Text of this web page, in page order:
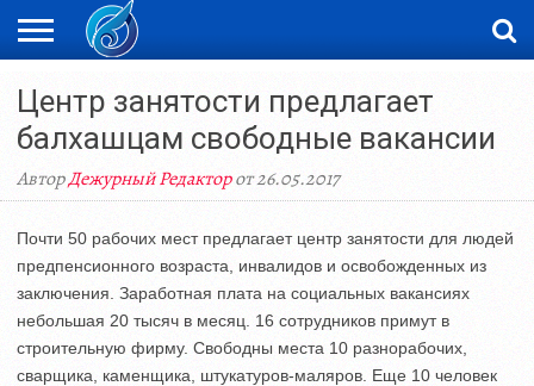
НОВОСТИ
ВИДЕО
ФОТОРЕПОРТАЖИ
ОРКЕН
LIVETV
Центр занятости предлагает
балхашцам свободные вакансии
АвторДежурный Редакторот 26.05.2017
Почти 50 рабочих мест предлагает центр занятости для людей
предпенсионного возраста, инвалидов и освобожденных из
заключения. Заработная плата на социальных вакансиях
небольшая 20 тысяч в месяц. 16 сотрудников примут в
строительную фирму. Свободны места 10 разнорабочих,
сварщика, каменщика, штукатуров-маляров. Еще 10 человек